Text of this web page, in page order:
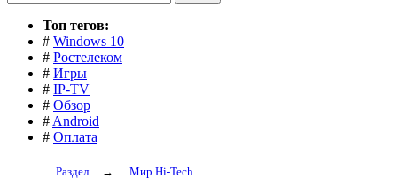
Toп тегов:
# Windows 10
# Ростелеком
# Игры
# IP-TV
# Обзор
# Android
# Оплата
Раздел → Мир Hi-Tech